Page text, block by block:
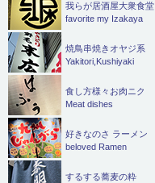
我らが居酒屋大衆食堂
favorite my Izakaya
焼鳥串焼きオヤジ系
Yakitori,Kushiyaki
食し方様々お肉ニク
Meat dishes
好きなのさ ラーメン
beloved Ramen
するする蕎麦の粋